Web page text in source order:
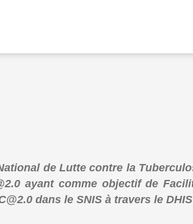
de Lutte contre la
ayant comme objectif de
dans le SNIS à travers le